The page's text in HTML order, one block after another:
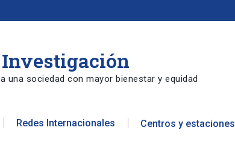
una sociedad con mayor bienestar y equidad
Redes Internacionales Centros y estaciones